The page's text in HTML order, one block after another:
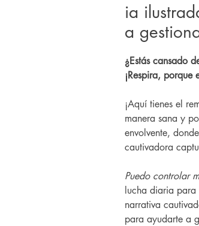
ia
a
¿Estás cansado
¡Respira,
¡Aquí tienes el
manera sana y
envolvente,
cautivadora
Puedo controlar
lucha diaria para
narrativa
para ayudarte a